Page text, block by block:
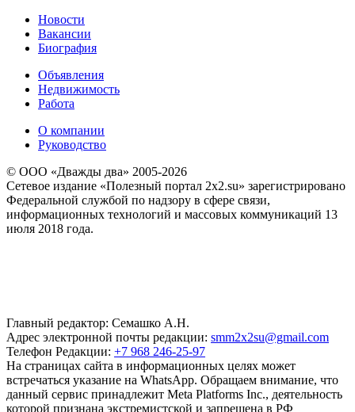
Новости
Вакансии
Биография
Объявления
Недвижимость
Работа
О компании
Руководство
© ООО «Дважды два» 2005-2026
Сетевое издание «Полезный портал 2x2.su» зарегистрировано
Федеральной службой по надзору в сфере связи,
информационных технологий и массовых коммуникаций 13
июля 2018 года.
Главный редактор: Семашко А.Н.
Адрес электронной почты редакции: smm2x2su@gmail.com
Телефон Редакции: +7 968 246-25-97
На страницах сайта в информационных целях может
встречаться указание на WhatsApp. Обращаем внимание, что
данный сервис принадлежит Meta Platforms Inc., деятельность
которой признана экстремистской и запрещена в РФ